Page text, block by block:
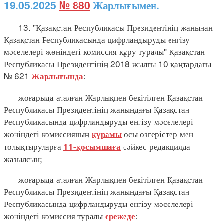
19.05.2025 № 880 Жарлығымен.
13. "Қазақстан Республикасы Президентінің жанынан
Қазақстан Республикасында цифрландыруды енгізу
мәселелері жөніндегі комиссия құру туралы" Қазақстан
Республикасы Президентінің 2018 жылғы 10 қаңтардағы
№ 621 Жарлығында:
жоғарыда аталған Жарлықпен бекітілген Қазақстан
Республикасы Президентінің жанындағы Қазақстан
Республикасында цифрландыруды енгізу мәселелері
жөніндегі комиссияның құрамы осы өзгерістер мен
толықтыруларға 11-қосымшаға сәйкес редакцияда
жазылсын;
жоғарыда аталған Жарлықпен бекітілген Қазақстан
Республикасы Президентінің жанындағы Қазақстан
Республикасында цифрландыруды енгізу мәселелері
жөніндегі комиссия туралы ережеде: